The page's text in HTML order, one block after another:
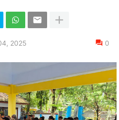
2025 0